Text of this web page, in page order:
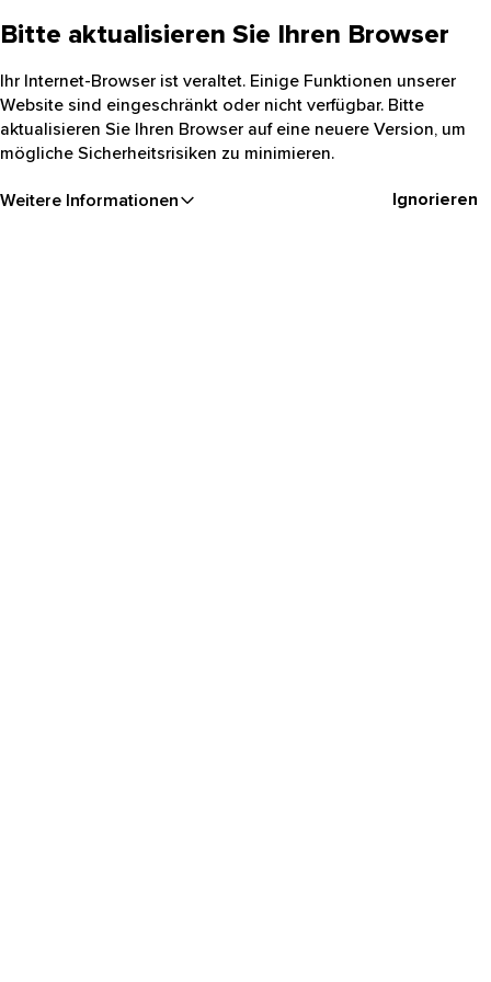
Bitte aktualisieren Sie Ihren Browser
Ihr Internet-Browser ist veraltet. Einige Funktionen unserer
Website sind eingeschränkt oder nicht verfügbar. Bitte
aktualisieren Sie Ihren Browser auf eine neuere Version, um
mögliche Sicherheitsrisiken zu minimieren.
Weitere Informationen Ignorieren